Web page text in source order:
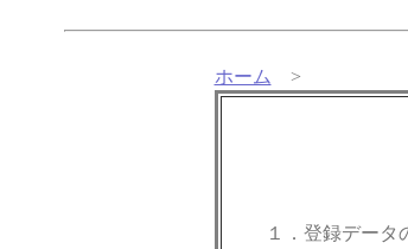
ホーム >
１．登録データ